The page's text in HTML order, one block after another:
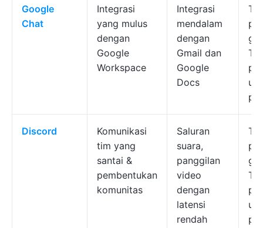
Google
Chat
Integrasi
yang mulus
dengan
Google
Workspace
Integrasi
mendalam
dengan
Gmail dan
Google
Docs
Discord
Komunikasi
tim yang
santai &
pembentukan
komunitas
Saluran
suara,
panggilan
video
dengan
latensi
rendah